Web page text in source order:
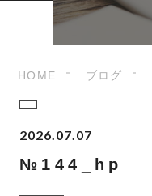
HOME ブログ
2026.07.07
№144_hp